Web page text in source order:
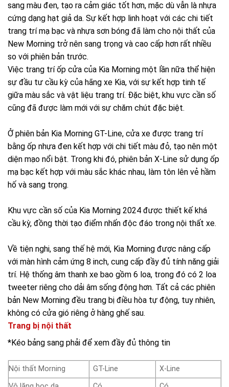
sang màu đen, tạo ra cảm giác tốt hơn, mặc dù vẫn là nhựa
cứng dạng hạt giả da. Sự kết hợp linh hoạt với các chi tiết
trang trí mạ bạc và nhựa sơn bóng đã làm cho nội thất của
New Morning trở nên sang trọng và cao cấp hơn rất nhiều
so với phiên bản trước.
Việc trang trí ốp cửa của Kia Morning một lần nữa thể hiện
sự đầu tư cầu kỳ của hãng xe Kia, với sự kết hợp tinh tế
giữa màu sắc và vật liệu trang trí. Đặc biệt, khu vực cần số
cũng đã được làm mới với sự chăm chút đặc biệt.
Ở phiên bản Kia Morning GT-Line, cửa xe được trang trí
bằng ốp nhựa đen kết hợp với chi tiết màu đỏ, tạo nên một
diện mạo nổi bật. Trong khi đó, phiên bản X-Line sử dụng ốp
mạ bạc kết hợp với màu sắc khác nhau, làm tôn lên vẻ hầm
hố và sang trọng.
Khu vực cần số của Kia Morning 2024 được thiết kế khá
cầu kỳ, đồng thời tạo điểm nhấn độc đáo trong nội thất xe.
Về tiện nghi, sang thế hệ mới, Kia Morning được nâng cấp
với màn hình cảm ứng 8 inch, cung cấp đầy đủ tính năng giải
trí. Hệ thống âm thanh xe bao gồm 6 loa, trong đó có 2 loa
tweeter riêng cho dải âm sống động hơn. Tất cả các phiên
bản New Morning đều trang bị điều hòa tự động, tuy nhiên,
không có cửa gió riêng ở hàng ghế sau.
Trang bị nội thất
*Kéo bảng sang phải để xem đầy đủ thông tin
Nội thất Morning GT-Line
X-Line